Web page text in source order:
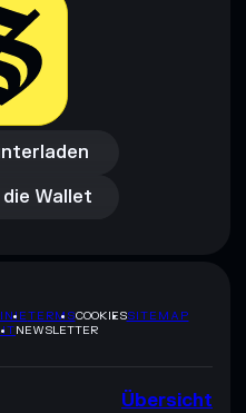
Wallet
Wallet
TERMSCOOKIESSITEMAP
NEWSLETTER
Übersicht